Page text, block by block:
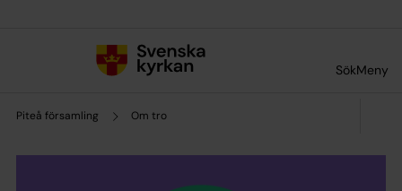
SökMeny
Piteå församling Om tro